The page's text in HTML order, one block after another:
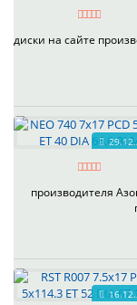
диски на сайте
производителя